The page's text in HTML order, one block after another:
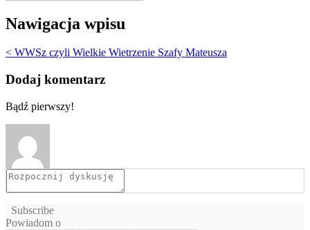
Nawigacja wpisu
< WWSz czyli Wielkie Wietrzenie Szafy Mateusza
Dodaj komentarz
Bądź pierwszy!
Subscribe
Powiadom o